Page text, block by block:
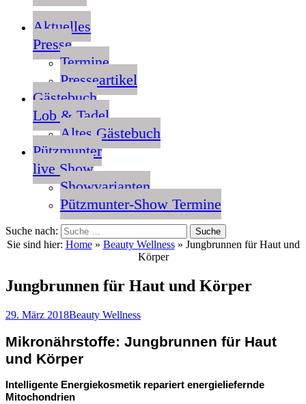
Aktuelles
Presse
Termine
Presseartikel
Gästebuch
Lob & Tadel
Altes Gästebuch
Pützmunter
live Show
Showvarianten
Pützmunter-Show Termine
Suche nach:
Sie sind hier: Home» Beauty Wellness» Jungbrunnen für Haut und
Körper
Jungbrunnen für Haut und Körper
29. März 2018Beauty Wellness
Mikronährstoffe: Jungbrunnen für Haut
und Körper
Intelligente Energiekosmetik repariert energieliefernde
Mitochondrien